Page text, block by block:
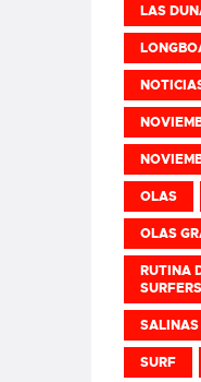
LAS
OLAS
OLAS
RUTINA
SURFERS
SALINAS
SURF